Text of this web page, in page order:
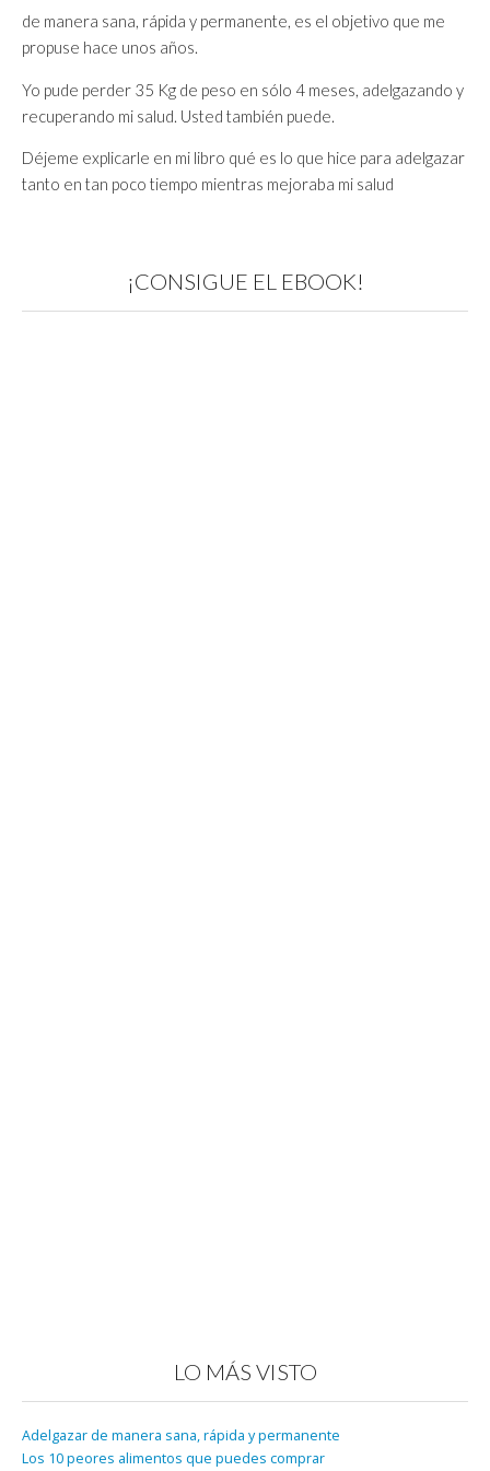
de manera sana, rápida y permanente, es el objetivo que me
propuse hace unos años.
Yo pude perder 35 Kg de peso en sólo 4 meses, adelgazando y
recuperando mi salud. Usted también puede.
Déjeme explicarle en mi libro qué es lo que hice para adelgazar
tanto en tan poco tiempo mientras mejoraba mi salud
¡CONSIGUE EL EBOOK!
LO MÁS VISTO
Adelgazar de manera sana, rápida y permanente
Los 10 peores alimentos que puedes comprar